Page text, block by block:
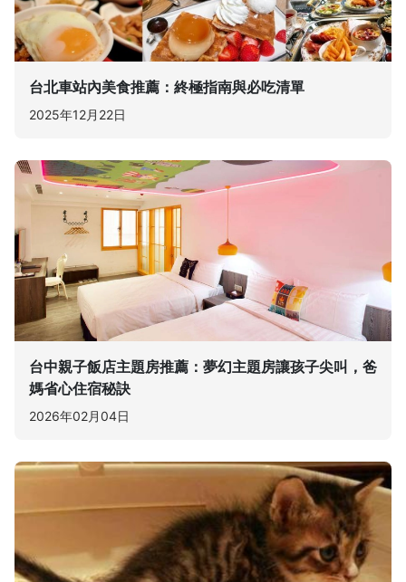
台北車站內美食推薦：終極指南與必吃清單
2025年12月22日
台中親子飯店主題房推薦：夢幻主題房讓孩子尖叫，爸
媽省心住宿秘訣
2026年02月04日